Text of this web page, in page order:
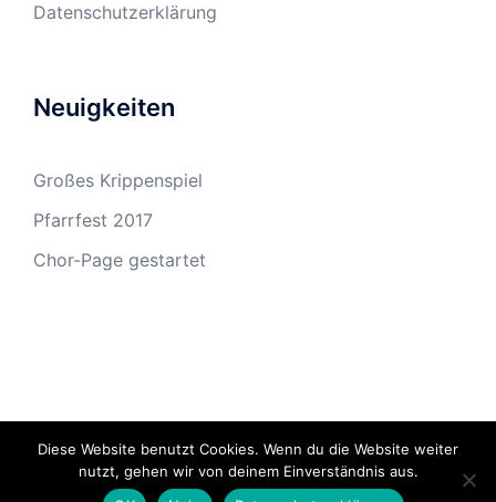
Datenschutzerklärung
Neuigkeiten
Großes Krippenspiel
Pfarrfest 2017
Chor-Page gestartet
© 2026 Lichtblick Kaldauen. Stolz präsentiert von
Diese Website benutzt Cookies. Wenn du die Website weiter
nutzt, gehen wir von deinem Einverständnis aus.